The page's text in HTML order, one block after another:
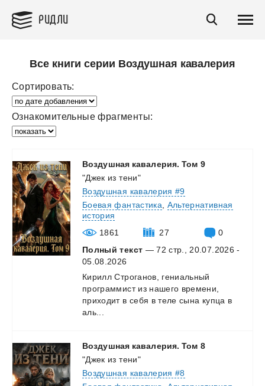
РИДЛИ
Все книги серии Воздушная кавалерия
Сортировать:
Ознакомительные фрагменты:
Воздушная кавалерия. Том 9
"Джек из тени"
Воздушная кавалерия #9
Боевая фантастика
Альтернативная
история
1861
27
0
Полный текст — 72 стр., 20.07.2026 -
05.08.2026
Кирилл Строганов, гениальный
программист из нашего времени,
приходит в себя в теле сына купца в
аль...
Воздушная кавалерия. Том 8
"Джек из тени"
Воздушная кавалерия #8